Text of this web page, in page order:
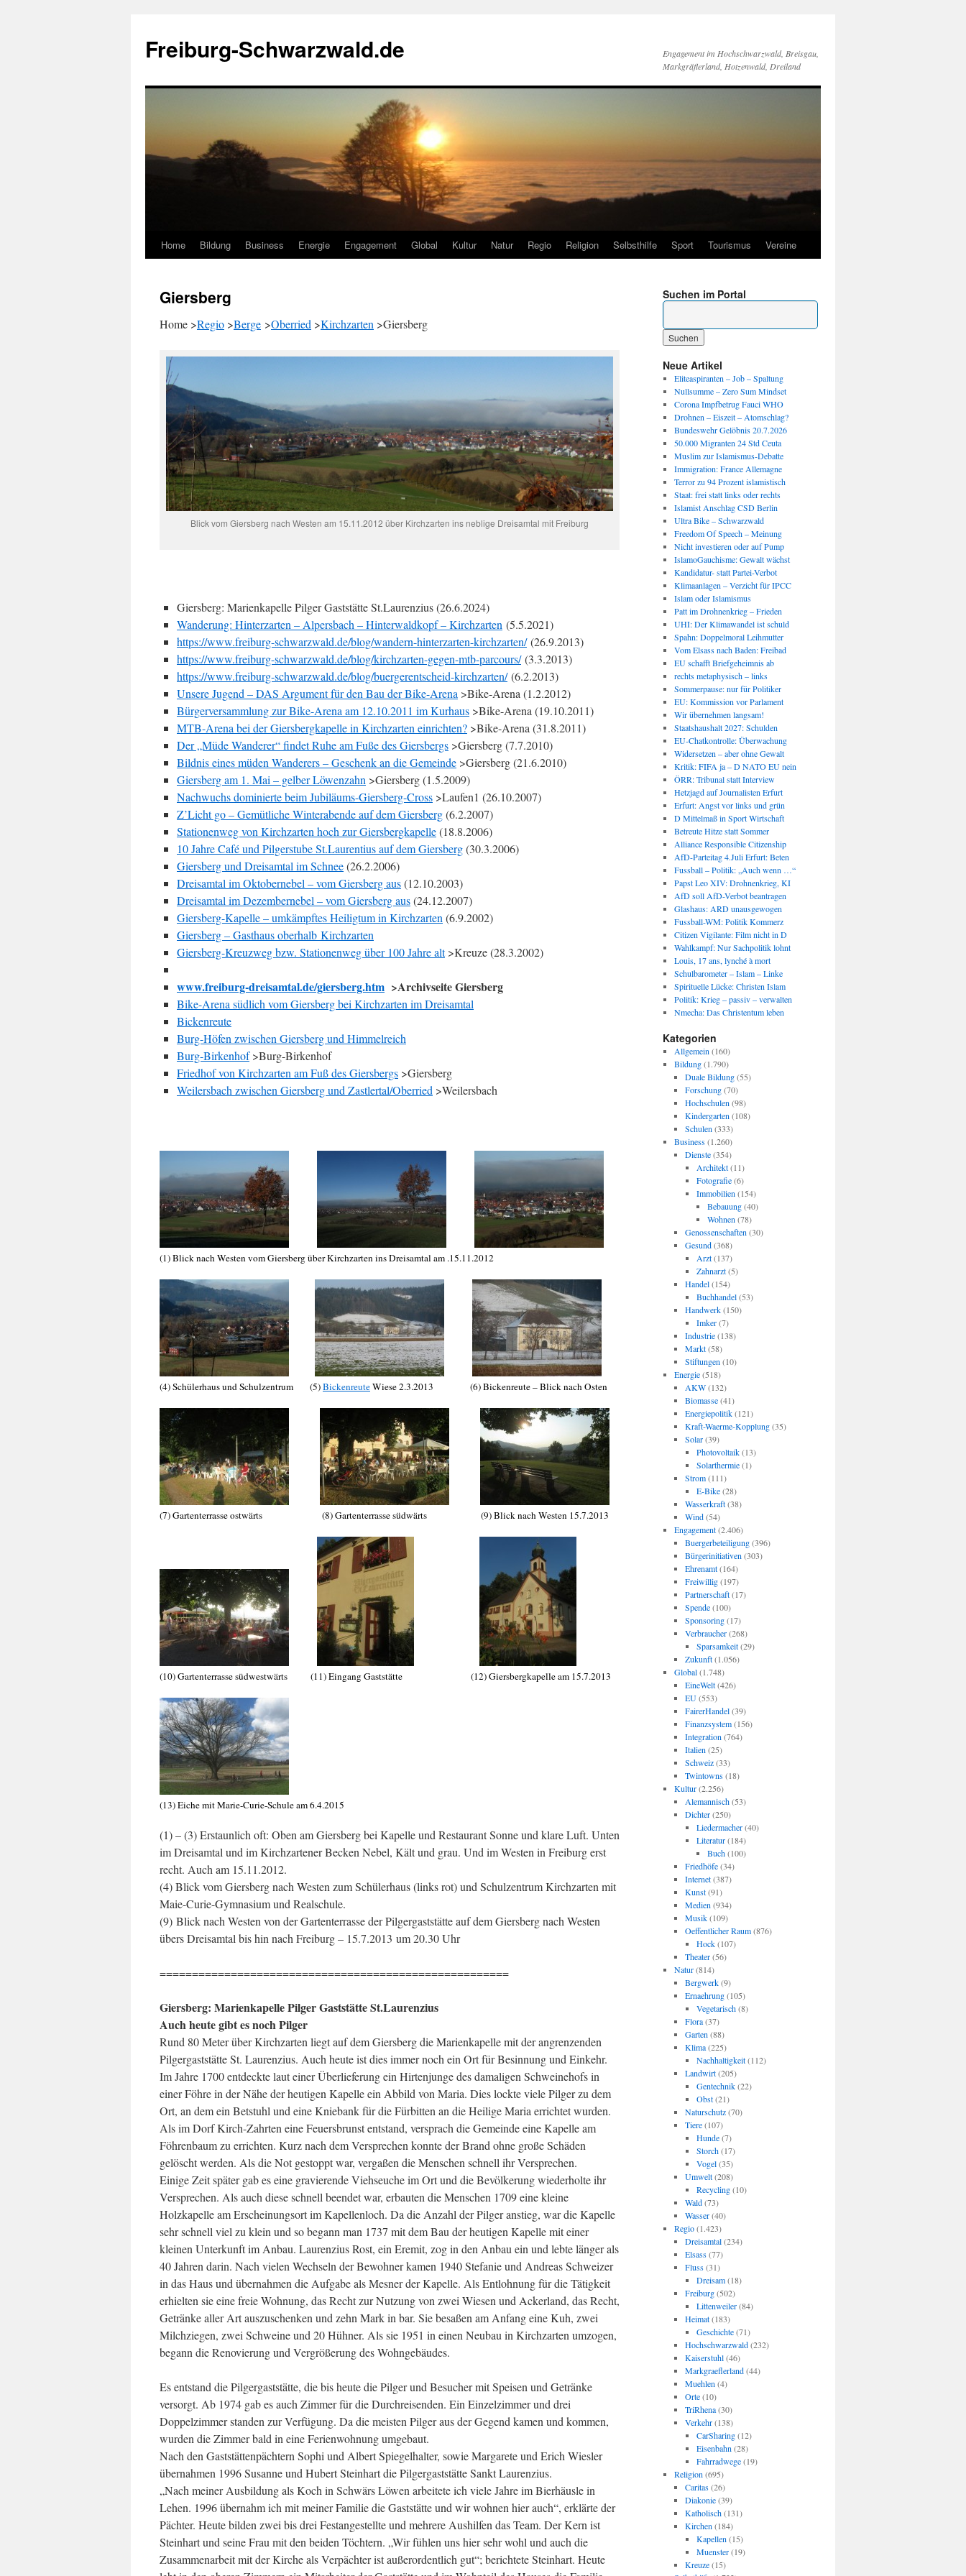
springen
Freiburg-Schwarzwald.de
Engagement im Hochschwarzwald, Breisgau,
Markgräflerland, Hotzenwald, Dreiland
Home Bildung Business Energie Engagement Global Kultur Natur Regio Religion Selbsthilfe Sport Tourismus Vereine
Giersberg
Home >Regio >Berge >Oberried >Kirchzarten >Giersberg
Blick vom Giersberg nach Westen am 15.11.2012 über Kirchzarten ins neblige Dreisamtal mit Freiburg
Giersberg: Marienkapelle Pilger Gaststätte St.Laurenzius (26.6.2024)
Wanderung: Hinterzarten – Alpersbach – Hinterwaldkopf – Kirchzarten (5.5.2021)
https://www.freiburg-schwarzwald.de/blog/wandern-hinterzarten-kirchzarten/(26.9.2013)
https://www.freiburg-schwarzwald.de/blog/kirchzarten-gegen-mtb-parcours/(3.3.2013)
https://www.freiburg-schwarzwald.de/blog/buergerentscheid-kirchzarten/(6.2.2013)
Unsere Jugend – DAS Argument für den Bau der Bike-Arena >Bike-Arena (1.2.2012)
Bürgerversammlung zur Bike-Arena am 12.10.2011 im Kurhaus >Bike-Arena (19.10.2011)
MTB-Arena bei der Giersbergkapelle in Kirchzarten einrichten? >Bike-Arena (31.8.2011)
Der „Müde Wanderer“ findet Ruhe am Fuße des Giersbergs >Giersberg (7.7.2010)
Bildnis eines müden Wanderers – Geschenk an die Gemeinde >Giersberg (21.6.2010)
Giersberg am 1. Mai – gelber Löwenzahn >Giersberg (1.5.2009)
Nachwuchs dominierte beim Jubiläums-Giersberg-Cross >Laufen1 (26.10.2007)
Z’Licht go – Gemütliche Winterabende auf dem Giersberg(6.2.2007)
Stationenweg von Kirchzarten hoch zur Giersbergkapelle(18.8.2006)
10 Jahre Café und Pilgerstube St.Laurentius auf dem Giersberg(30.3.2006)
Giersberg und Dreisamtal im Schnee(26.2.2006)
Dreisamtal im Oktobernebel – vom Giersberg aus(12.10.2003)
Dreisamtal im Dezembernebel – vom Giersberg aus(24.12.2007)
Giersberg-Kapelle – umkämpftes Heiligtum in Kirchzarten(6.9.2002)
Giersberg – Gasthaus oberhalb Kirchzarten
Giersberg-Kreuzweg bzw. Stationenweg über 100 Jahre alt>Kreuze (28.3.2002)
www.freiburg-dreisamtal.de/giersberg.htm >Archivseite Giersberg
Bike-Arena südlich vom Giersberg bei Kirchzarten im Dreisamtal
Bickenreute
Burg-Höfen zwischen Giersberg und Himmelreich
Burg-Birkenhof>Burg-Birkenhof
Friedhof von Kirchzarten am Fuß des Giersbergs >Giersberg
Weilersbach zwischen Giersberg und Zastlertal/Oberried >Weilersbach
(1) Blick nach Westen vom Giersberg über Kirchzarten ins Dreisamtal am .15.11.2012
(4) Schülerhaus und Schulzentrum (5)BickenreuteWiese 2.3.2013 (6) Bickenreute – Blick nach Osten
(7) Gartenterrasse ostwärts (8) Gartenterrasse südwärts (9) Blick nach Westen 15.7.2013
(10) Gartenterrasse südwestwärts (11) Eingang Gaststätte (12) Giersbergkapelle am 15.7.2013
(13) Eiche mit Marie-Curie-Schule am 6.4.2015
(1) – (3) Erstaunlich oft: Oben am Giersberg bei Kapelle und Restaurant Sonne und klare Luft. Unten
im Dreisamtal und im Kirchzartener Becken Nebel, Kält und grau. Und im Westen in Freiburg erst
recht. Auch am 15.11.2012.
(4) Blick vom Giersberg nach Westen zum Schülerhaus (links rot) und Schulzentrum Kirchzarten mit
Maie-Curie-Gymnasium und Realschule.
(9) Blick nach Westen von der Gartenterrasse der Pilgergaststätte auf dem Giersberg nach Westen
übers Dreisamtal bis hin nach Freiburg – 15.7.2013 um 20.30 Uhr
======================================================
Giersberg: Marienkapelle Pilger Gaststätte St.Laurenzius
Auch heute gibt es noch Pilger
Rund 80 Meter über Kirchzarten liegt auf dem Giersberg die Marienkapelle mit der angrenzenden
Pilgergaststätte St. Laurenzius. Auch heute ist dies immer noch ein Ort für Besinnung und Einkehr.
Im Jahre 1700 entdeckte laut einer Überlieferung ein Hirtenjunge des damaligen Schweinehofs in
einer Föhre in der Nähe der heutigen Kapelle ein Abbild von Maria. Dies lockte viele Pilger zu dem
Ort, an dem ein Betstuhl und eine Kniebank für die Fürbitten an die Heilige Maria errichtet wurden.
Als im Dorf Kirch-Zahrten eine Feuersbrunst entstand, versprach die Gemeinde eine Kapelle am
Föhrenbaum zu errichten. Kurz nach dem Versprechen konnte der Brand ohne große Schäden
gelöscht werden. Als die Not gestoppt war, vergaßen die Menschen schnell ihr Versprechen.
Einige Zeit später gab es eine gravierende Viehseuche im Ort und die Bevölkerung wiederholte ihr
Versprechen. Als auch diese schnell beendet war, erbauten die Menschen 1709 eine kleine
Holzkapelle am Erscheinungsort im Kapellenloch. Da die Anzahl der Pilger anstieg, war die Kapelle
sehr schnell viel zu klein und so begann man 1737 mit dem Bau der heutigen Kapelle mit einer
kleinen Unterkunft im Anbau. Laurenzius Rost, ein Eremit, zog in den Anbau ein und lebte länger als
40 Jahren darin. Nach vielen Wechseln der Bewohner kamen 1940 Stefanie und Andreas Schweizer
in das Haus und übernahmen die Aufgabe als Mesner der Kapelle. Als Entlohnung für die Tätigkeit
erhielten sie eine freie Wohnung, das Recht zur Nutzung von zwei Wiesen und Ackerland, das Recht,
Getränke aller Art auszuschenken und zehn Mark in bar. Sie besaßen am Anfang eine Kuh, zwei
Milchziegen, zwei Schweine und 20 Hühner. Als sie 1951 in einen Neubau in Kirchzarten umzogen,
begann die Renovierung und Vergrößerung des Wohngebäudes.
Es entstand die Pilgergaststätte, die bis heute die Pilger und Besucher mit Speisen und Getränke
versorgt. Ab 1974 gab es auch Zimmer für die Durchreisenden. Ein Einzelzimmer und drei
Doppelzimmer standen zur Verfügung. Da die meisten Pilger aus der Gegend kamen und kommen,
wurden die Zimmer bald in eine Ferienwohnung umgebaut.
Nach den Gaststättenpächtern Sophi und Albert Spiegelhalter, sowie Margarete und Erich Wiesler
übernahmen 1996 Susanne und Hubert Steinhart die Pilgergaststätte Sankt Laurenzius.
„Nach meiner Ausbildung als Koch in Schwärs Löwen arbeitete ich viele Jahre im Bierhäusle in
Lehen. 1996 übernahm ich mit meiner Familie die Gaststätte und wir wohnen hier auch“, erklärte der
Pächter. Heute bilden zwei bis drei Festangestellte und mehrere Aushilfen das Team. Der Kern ist
Steinhart und seine Frau mit den beiden Töchtern. „Wir fühlen uns hier sehr wohl und auch die
Zusammenarbeit mit der Kirche als Verpächter ist außerordentlich gut“; berichtete Steinhart. Heute
Suchen im Portal
Neue Artikel
Eliteaspiranten – Job – Spaltung
Nullsumme – Zero Sum Mindset
Corona Impfbetrug Fauci WHO
Drohnen – Eiszeit – Atomschlag?
Bundeswehr Gelöbnis 20.7.2026
50.000 Migranten 24 Std Ceuta
Muslim zur Islamismus-Debatte
Immigration: France Allemagne
Terror zu 94 Prozent islamistisch
Staat: frei statt links oder rechts
Islamist Anschlag CSD Berlin
Ultra Bike – Schwarzwald
Freedom Of Speech – Meinung
Nicht investieren oder auf Pump
IslamoGauchisme: Gewalt wächst
Kandidatur- statt Partei-Verbot
Klimaanlagen – Verzicht für IPCC
Islam oder Islamismus
Patt im Drohnenkrieg – Frieden
UHI: Der Klimawandel ist schuld
Spahn: Doppelmoral Leihmutter
Vom Elsass nach Baden: Freibad
EU schafft Briefgeheimnis ab
rechts metaphysisch – links
Sommerpause: nur für Politiker
EU: Kommission vor Parlament
Wir übernehmen langsam!
Staatshaushalt 2027: Schulden
EU-Chatkontrolle: Überwachung
Widersetzen – aber ohne Gewalt
Kritik: FIFA ja – D NATO EU nein
ÖRR: Tribunal statt Interview
Hetzjagd auf Journalisten Erfurt
Erfurt: Angst vor links und grün
D Mittelmaß in Sport Wirtschaft
Betreute Hitze statt Sommer
Alliance Responsible Citizenship
AfD-Parteitag 4.Juli Erfurt: Beten
Fussball – Politik: „Auch wenn …“
Papst Leo XIV: Drohnenkrieg, KI
AfD soll AfD-Verbot beantragen
Glashaus: ARD unausgewogen
Fussball-WM: Politik Kommerz
Citizen Vigilante: Film nicht in D
Wahlkampf: Nur Sachpolitik lohnt
Louis, 17 ans, lynché à mort
Schulbarometer – Islam – Linke
Spirituelle Lücke: Christen Islam
Politik: Krieg – passiv – verwalten
Nmecha: Das Christentum leben
Kategorien
Allgemein (160)
Bildung(1.790)
Duale Bildung(55)
Forschung(70)
Hochschulen (98)
Kindergarten (108)
Schulen (333)
Business(1.260)
Dienste(354)
Architekt(11)
Fotografie(6)
Immobilien (154)
Bebauung(40)
Wohnen (78)
Genossenschaften (30)
Gesund(368)
Arzt(137)
Zahnarzt(5)
Handel(154)
Buchhandel(53)
Handwerk(150)
Imker(7)
Industrie(138)
Markt(58)
Stiftungen (10)
Energie(518)
AKW(132)
Biomasse(41)
Energiepolitik(121)
Kraft-Waerme-Kopplung(35)
Solar(39)
Photovoltaik(13)
Solarthermie(1)
Strom(111)
E-Bike(28)
Wasserkraft(38)
Wind(54)
Engagement(2.406)
Buergerbeteiligung(396)
Bürgerinitiativen (303)
Ehrenamt(164)
Freiwillig(197)
Partnerschaft(17)
Spende(100)
Sponsoring(17)
Verbraucher(268)
Sparsamkeit(29)
Zukunft(1.056)
Global(1.748)
EineWelt(426)
EU(553)
FairerHandel(39)
Finanzsystem(156)
Integration (764)
Italien (25)
Schweiz(33)
Twintowns(18)
Kultur(2.256)
Alemannisch(53)
Dichter(250)
Liedermacher(40)
Literatur(184)
Buch(100)
Friedhöfe(34)
Internet(387)
Kunst(91)
Medien (934)
Musik(109)
Oeffentlicher Raum(876)
Hock(107)
Theater(56)
Natur(814)
Bergwerk(9)
Ernaehrung(105)
Vegetarisch(8)
Flora(37)
Garten (88)
Klima(225)
Nachhaltigkeit(112)
Landwirt(205)
Gentechnik(22)
Obst(21)
Naturschutz(70)
Tiere(107)
Hunde(7)
Storch(17)
Vogel(35)
Umwelt(208)
Recycling(10)
Wald(73)
Wasser(40)
Regio(1.423)
Dreisamtal(234)
Elsass(77)
Fluss(31)
Dreisam(18)
Freiburg(502)
Littenweiler(84)
Heimat(183)
Geschichte(71)
Hochschwarzwald(232)
Kaiserstuhl(46)
Markgraeflerland(44)
Muehlen (4)
Orte(10)
TriRhena(30)
Verkehr(138)
CarSharing(12)
Eisenbahn (28)
Fahrradwege(19)
Religion (695)
Caritas(26)
Diakonie(39)
Katholisch(131)
Kirchen (184)
Kapellen (15)
Muenster(19)
Kreuze(15)